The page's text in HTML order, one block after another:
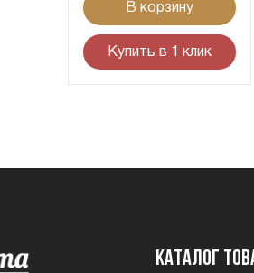
В корзину
Купить в 1 клик
Каталог